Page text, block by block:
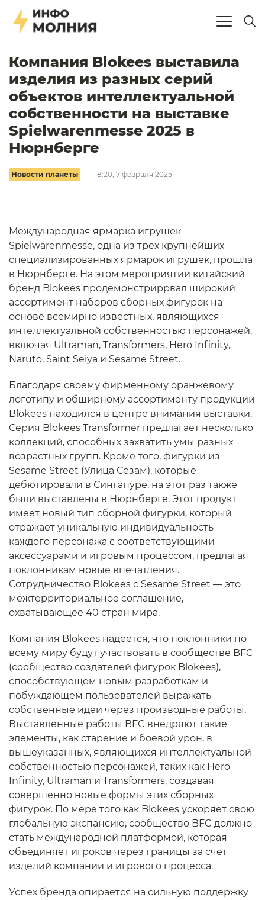
Компания Blokees выставила
изделия из разных серий
объектов интеллектуальной
собственности на выставке
Spielwarenmesse 2025 в
Нюрнберге
Новости планеты 8:20, 7 февраля 2025
Международная ярмарка игрушек
Spielwarenmesse, одна из трех крупнейших
специализированных ярмарок игрушек, прошла
в Нюрнберге. На этом мероприятии китайский
бренд Blokees продемонстриррвал широкий
ассортимент наборов сборных фигурок на
основе всемирно известных, являющихся
интеллектуальной собственностью персонажей,
включая Ultraman, Transformers, Hero Infinity,
Naruto, Saint Seiya и Sesame Street.
Благодаря своему фирменному оранжевому
логотипу и обширному ассортименту продукции
Blokees находился в центре внимания выставки.
Серия Blokees Transformer предлагает несколько
коллекций, способных захватить умы разных
возрастных групп. Кроме того, фигурки из
Sesame Street (Улица Сезам), которые
дебютировали в Сингапуре, на этот раз также
были выставлены в Нюрнберге. Этот продукт
имеет новый тип сборной фигурки, который
отражает уникальную индивидуальность
каждого персонажа с соответствующими
аксессуарами и игровым процессом, предлагая
поклонникам новые впечатления.
Сотрудничество Blokees с Sesame Street — это
межтерриториальное соглашение,
охватывающее 40 стран мира.
Компания Blokees надеется, что поклонники по
всему миру будут участвовать в сообществе BFC
(сообщество создателей фигурок Blokees),
способствующем новым разработкам и
побуждающем пользователей выражать
собственные идеи через производные работы.
Выставленные работы BFC внедряют такие
элементы, как старение и боевой урон, в
вышеуказанных, являющихся интеллектуальной
собственностью персонажей, таких как Hero
Infinity, Ultraman и Transformers, создавая
совершенно новые формы этих сборных
фигурок. По мере того как Blokees ускоряет свою
глобальную экспансию, сообщество BFC должно
стать международной платформой, которая
объединяет игроков через границы за счет
изделий компании и игрового процесса.
Успех бренда опирается на сильную поддержку